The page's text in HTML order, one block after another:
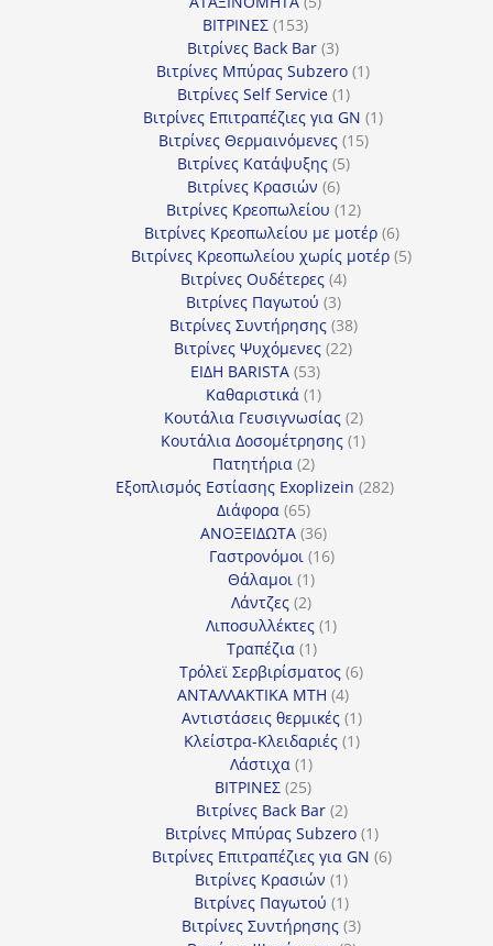
ΒΙΤΡΙΝΕΣ 153153
προϊόντα
Βιτρίνες Back Bar 33
προϊόντα
Βιτρίνες Mπύρας Subzero 11
Βιτρίνες Self Service 11
προϊόν
Βιτρίνες Επιτραπέζιες για GN 11
Βιτρίνες Θερμαινόμενες 1515
Βιτρίνες Κατάψυξης 55
Βιτρίνες Κρασιών 66
προϊόντα
Βιτρίνες Κρεοπωλείου 1212
προϊόντα
Βιτρίνες Κρεοπωλείου με μοτέρ 66
προϊόντα
Βιτρίνες Κρεοπωλείου χωρίς μοτέρ 55
Βιτρίνες Ουδέτερες 44
προϊόντα
Βιτρίνες Παγωτού 33
προϊόντα
Βιτρίνες Συντήρησης 3838
προϊόντα
Βιτρίνες Ψυχόμενες 2222
ΕΙΔΗ BARISTA 5353
προϊόντα
Καθαριστικά 11
προϊόν
Κουτάλια Γευσιγνωσίας 22
προϊόντα
Κουτάλια Δοσομέτρησης 11
Πατητήρια 22
προϊόντα
Εξοπλισμός Εστίασης Exoplizein 282282
Διάφορα 6565
προϊόντα
ΑΝΟΞΕΙΔΩΤΑ 3636
προϊόντα
Γαστρονόμοι 1616
Θάλαμοι 11
προϊόν
Λάντζες 22
προϊόντα
Λιποσυλλέκτες 11
Τραπέζια 11
προϊόν
Τρόλεϊ Σερβιρίσματος 66
ΑΝΤΑΛΛΑΚΤΙΚΑ MTH 44
προϊόντα
Αντιστάσεις θερμικές 11
προϊόν
Κλείστρα-Κλειδαριές 11
Λάστιχα 11
προϊόν
ΒΙΤΡΙΝΕΣ 2525
προϊόντα
Βιτρίνες Back Bar 22
προϊόντα
Βιτρίνες Mπύρας Subzero 11
προϊόν
Βιτρίνες Επιτραπέζιες για GN 66
Βιτρίνες Κρασιών 11
προϊόν
Βιτρίνες Παγωτού 11
προϊόν
Βιτρίνες Συντήρησης 33